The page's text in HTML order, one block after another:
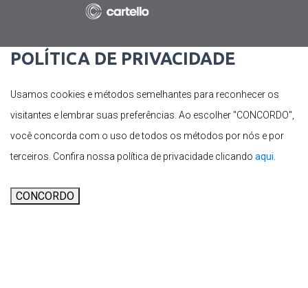
POLÍTICA DE PRIVACIDADE
Usamos cookies e métodos semelhantes para reconhecer os
visitantes e lembrar suas preferências. Ao escolher "CONCORDO",
você concorda com o uso de todos os métodos por nós e por
terceiros. Confira nossa política de privacidade clicando aqui
CONCORDO